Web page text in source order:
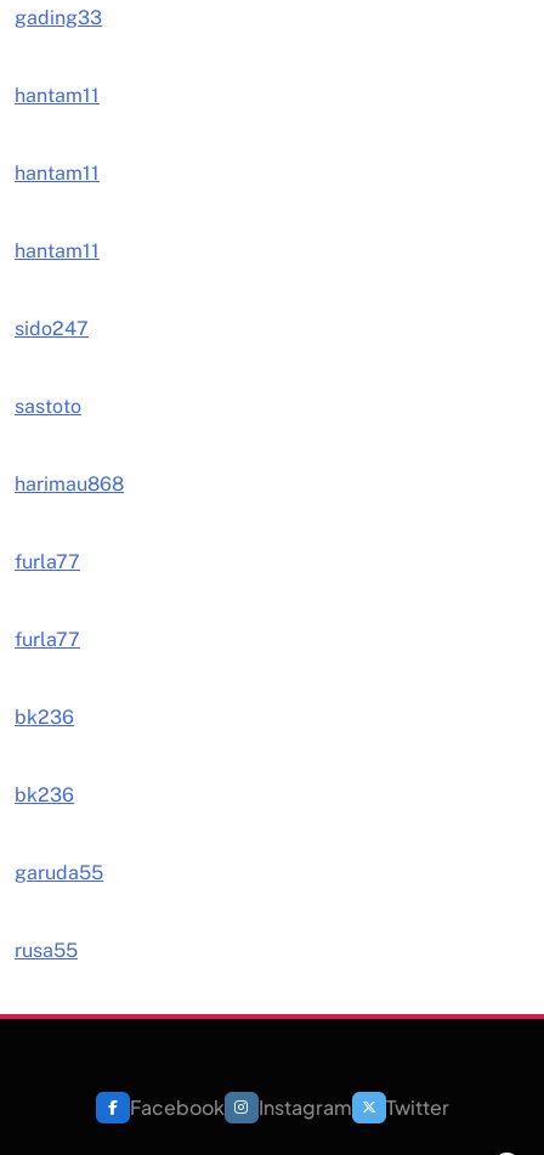
gading33
hantam11
hantam11
hantam11
sido247
sastoto
harimau868
furla77
furla77
bk236
bk236
garuda55
rusa55
Facebook Instagram Twitter